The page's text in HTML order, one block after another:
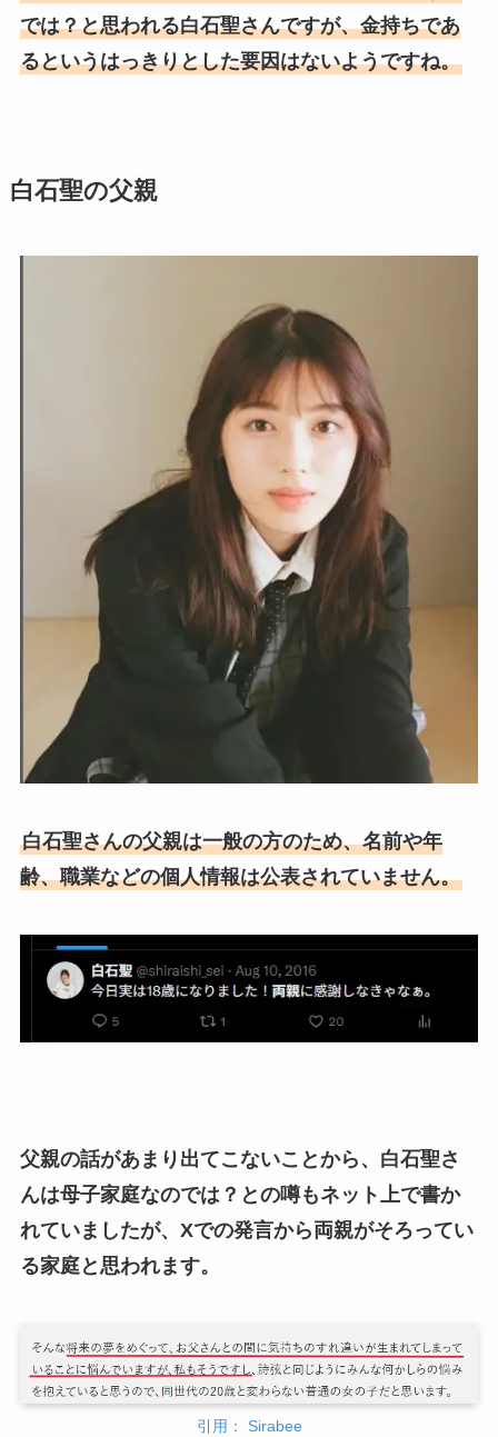
では？と思われる白石聖さんですが、金持ちであ
るというはっきりとした要因はないようですね。
白石聖の父親
白石聖さんの父親は一般の方のため、名前や年
齢、職業などの個人情報は公表されていません。
父親の話があまり出てこないことから、白石聖さ
んは母子家庭なのでは？との噂もネット上で書か
れていましたが、Xでの発言から両親がそろってい
る家庭と思われます。
引用： Sirabee